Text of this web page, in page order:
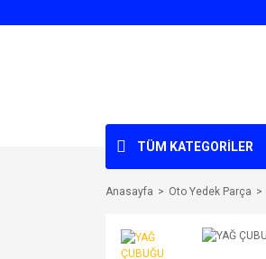
TÜM KATEGORİLER
Anasayfa Oto Yedek Parça